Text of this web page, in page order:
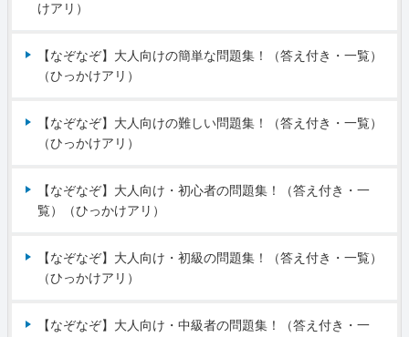
けアリ）
【なぞなぞ】大人向けの簡単な問題集！（答え付き・一覧）
（ひっかけアリ）
【なぞなぞ】大人向けの難しい問題集！（答え付き・一覧）
（ひっかけアリ）
【なぞなぞ】大人向け・初心者の問題集！（答え付き・一
覧）（ひっかけアリ）
【なぞなぞ】大人向け・初級の問題集！（答え付き・一覧）
（ひっかけアリ）
【なぞなぞ】大人向け・中級者の問題集！（答え付き・一